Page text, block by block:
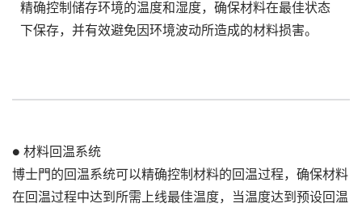
精确控制储存环境的温度和湿度，确保材料在最佳状态
下保存，并有效避免因环境波动所造成的材料损害。
● 材料回温系统
博士門的回温系统可以精确控制材料的回温过程，确保材料
在回温过程中达到所需上线最佳温度，当温度达到预设回温